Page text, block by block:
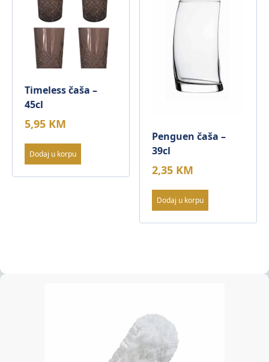
Timeless čaša –
45cl
5,95 KM
Dodaj u korpu
Penguen čaša –
39cl
2,35 KM
Dodaj u korpu